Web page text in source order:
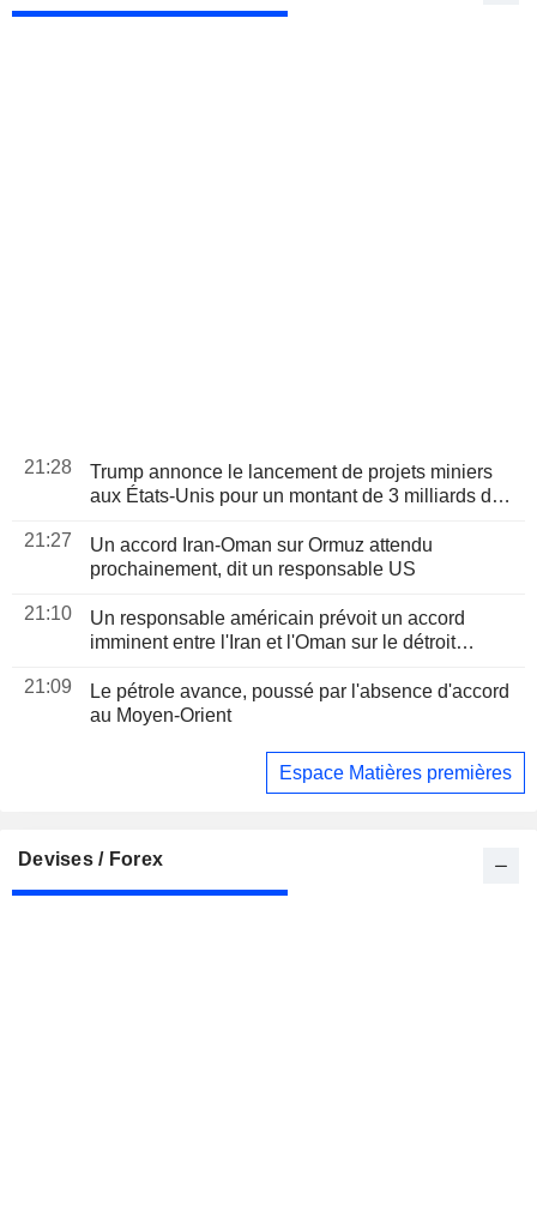
21:28
Trump annonce le lancement de projets miniers
aux États-Unis pour un montant de 3 milliards de
21:27
Un accord Iran-Oman sur Ormuz attendu
prochainement, dit un responsable US
21:10
Un responsable américain prévoit un accord
imminent entre l'Iran et l'Oman sur le détroit
21:09
Le pétrole avance, poussé par l'absence d'accord
au Moyen-Orient
Espace Matières premières
Devises / Forex